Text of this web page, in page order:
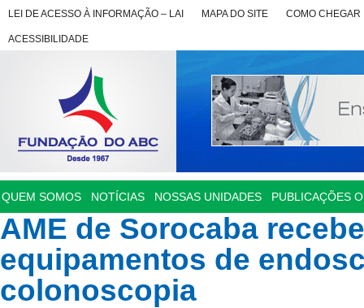
LEI DE ACESSO À INFORMAÇÃO – LAI MAPA DO SITE COMO CHEGAR
ACESSIBILIDADE
QUEM SOMOS NOTÍCIAS NOSSAS UNIDADES PUBLICAÇÕES
AME de Sorocaba
equipamentos de
colonoscopia